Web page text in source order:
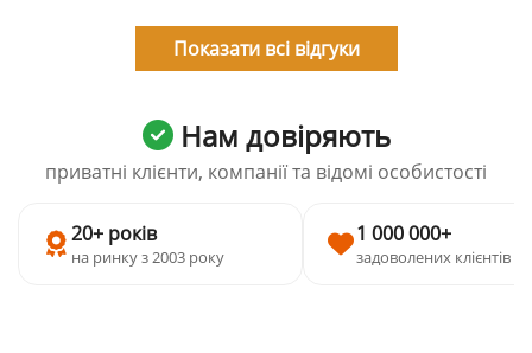
Показати всі відгуки
Нам довіряють
приватні клієнти, компанії та відомі особистості
20+ років
на ринку з 2003 року
1 000 000+
задоволених клієнтів